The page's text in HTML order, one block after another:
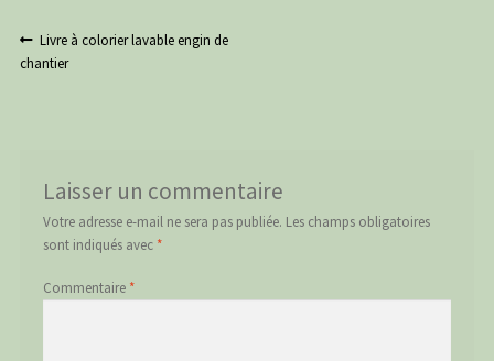
Navigation
de
Article
précédent :
Livre à colorier lavable engin de
chantier
Laisser un commentaire
Votre adresse e-mail ne sera pas publiée. Les champs obligatoires
sont indiqués avec *
Commentaire *